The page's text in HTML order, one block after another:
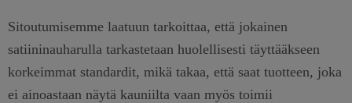
Sitoutumisemme laatuun tarkoittaa, että jokainen
satiininauharulla tarkastetaan huolellisesti täyttääkseen
korkeimmat standardit, mikä takaa, että saat tuotteen, joka
ei ainoastaan näytä kauniilta vaan myös toimii